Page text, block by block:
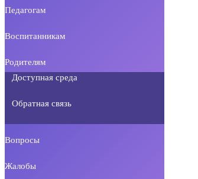
Педагогам
Воспитанникам
Родителям
Доступная среда
Обратная связь
Вопросы
Жалобы